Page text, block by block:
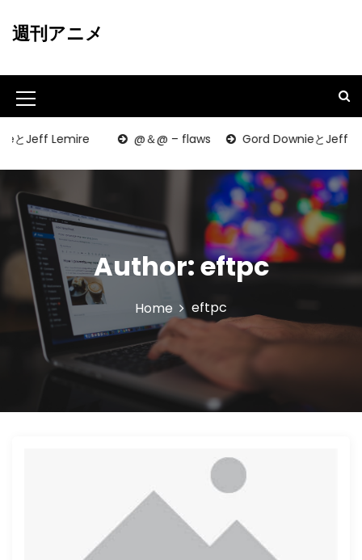
t
c
t
週刊アニメ
M
e
n
u
I
c
o
n
Lemire @＆@ – flaws Gord DownieとJeff Lemire
Author:eftpc
Home eftpc